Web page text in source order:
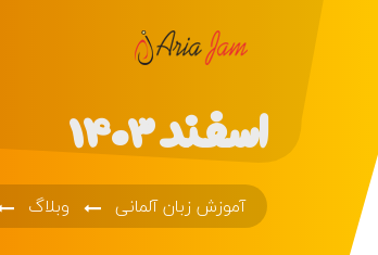
اسفند ۱۴۰۳
آموزش زبان آلمانی وبلاگ